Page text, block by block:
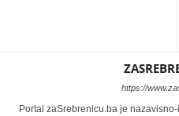
https://
Portal zaSrebrenicu.ba je